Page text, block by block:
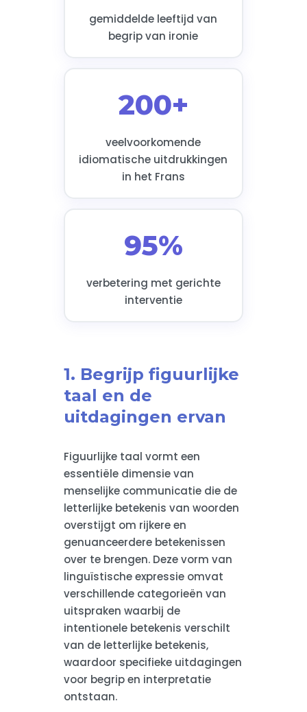
gemiddelde leeftijd van
begrip van ironie
200+
veelvoorkomende
idiomatische uitdrukkingen
in het Frans
95%
verbetering met gerichte
interventie
1. Begrijp figuurlijke
taal en de
uitdagingen ervan
Figuurlijke taal vormt een
essentiële dimensie van
menselijke communicatie die de
letterlijke betekenis van woorden
overstijgt om rijkere en
genuanceerdere betekenissen
over te brengen. Deze vorm van
linguïstische expressie omvat
verschillende categorieën van
uitspraken waarbij de
intentionele betekenis verschilt
van de letterlijke betekenis,
waardoor specifieke uitdagingen
voor begrip en interpretatie
ontstaan.